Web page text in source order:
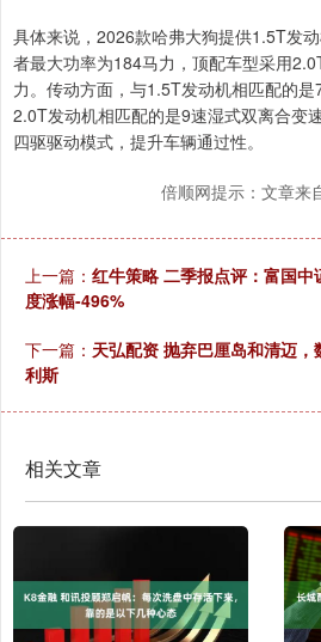
具体来说，2026款哈弗大狗提供1.5T发
者最大功率为184马力，顶配车型采用
力。传动方面，与1.5T发动机相匹配的
2.0T发动机相匹配的是9速湿式双离合变
四驱驱动模式，提升车辆通过性。
倍顺网提示：文章来
上一篇： 红牛策略 二季报点评：富国
度涨幅-496%
下一篇： 天弘配资 抛弃巴厘岛和清迈
利斯
相关文章